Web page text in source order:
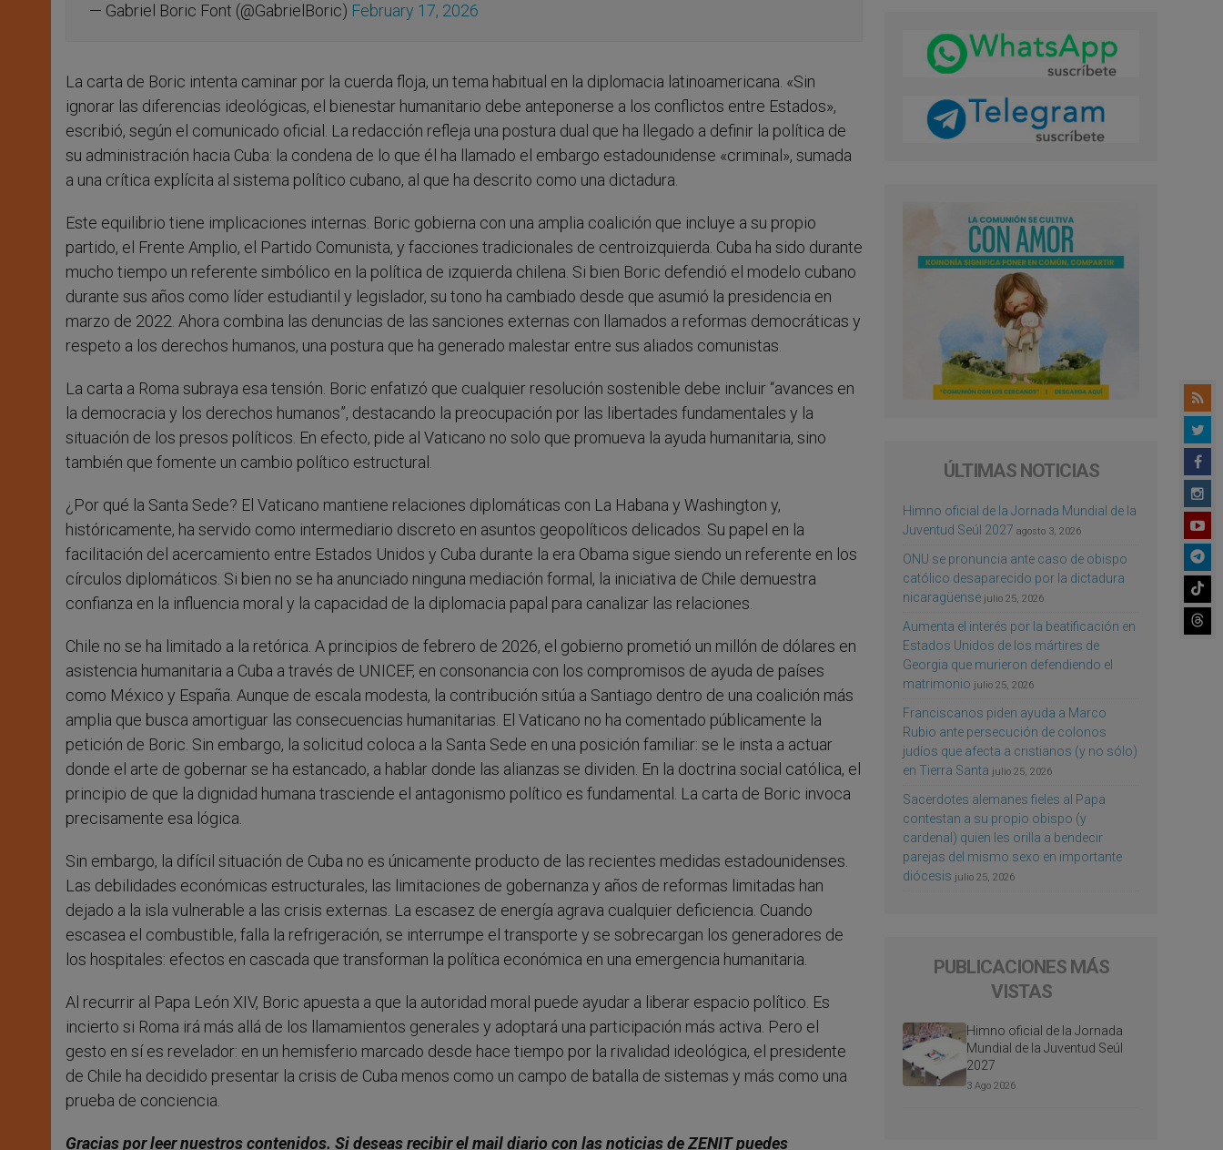
— Gabriel Boric Font (@GabrielBoric) February 17, 2026
La carta de Boric intenta caminar por la cuerda floja, un tema habitual en la diplomacia latinoamericana. «Sin
ignorar las diferencias ideológicas, el bienestar humanitario debe anteponerse a los conflictos entre Estados»,
escribió, según el comunicado oficial. La redacción refleja una postura dual que ha llegado a definir la política de
su administración hacia Cuba: la condena de lo que él ha llamado el embargo estadounidense «criminal», sumada
a una crítica explícita al sistema político cubano, al que ha descrito como una dictadura.
Este equilibrio tiene implicaciones internas. Boric gobierna con una amplia coalición que incluye a su propio
partido, el Frente Amplio, el Partido Comunista, y facciones tradicionales de centroizquierda. Cuba ha sido durante
mucho tiempo un referente simbólico en la política de izquierda chilena. Si bien Boric defendió el modelo cubano
durante sus años como líder estudiantil y legislador, su tono ha cambiado desde que asumió la presidencia en
marzo de 2022. Ahora combina las denuncias de las sanciones externas con llamados a reformas democráticas y
respeto a los derechos humanos, una postura que ha generado malestar entre sus aliados comunistas.
La carta a Roma subraya esa tensión. Boric enfatizó que cualquier resolución sostenible debe incluir “avances en
la democracia y los derechos humanos”, destacando la preocupación por las libertades fundamentales y la
situación de los presos políticos. En efecto, pide al Vaticano no solo que promueva la ayuda humanitaria, sino
también que fomente un cambio político estructural.
¿Por qué la Santa Sede? El Vaticano mantiene relaciones diplomáticas con La Habana y Washington y,
históricamente, ha servido como intermediario discreto en asuntos geopolíticos delicados. Su papel en la
facilitación del acercamiento entre Estados Unidos y Cuba durante la era Obama sigue siendo un referente en los
círculos diplomáticos. Si bien no se ha anunciado ninguna mediación formal, la iniciativa de Chile demuestra
confianza en la influencia moral y la capacidad de la diplomacia papal para canalizar las relaciones.
Chile no se ha limitado a la retórica. A principios de febrero de 2026, el gobierno prometió un millón de dólares en
asistencia humanitaria a Cuba a través de UNICEF, en consonancia con los compromisos de ayuda de países
como México y España. Aunque de escala modesta, la contribución sitúa a Santiago dentro de una coalición más
amplia que busca amortiguar las consecuencias humanitarias. El Vaticano no ha comentado públicamente la
petición de Boric. Sin embargo, la solicitud coloca a la Santa Sede en una posición familiar: se le insta a actuar
donde el arte de gobernar se ha estancado, a hablar donde las alianzas se dividen. En la doctrina social católica, el
principio de que la dignidad humana trasciende el antagonismo político es fundamental. La carta de Boric invoca
precisamente esa lógica.
Sin embargo, la difícil situación de Cuba no es únicamente producto de las recientes medidas estadounidenses.
Las debilidades económicas estructurales, las limitaciones de gobernanza y años de reformas limitadas han
dejado a la isla vulnerable a las crisis externas. La escasez de energía agrava cualquier deficiencia. Cuando
escasea el combustible, falla la refrigeración, se interrumpe el transporte y se sobrecargan los generadores de
los hospitales: efectos en cascada que transforman la política económica en una emergencia humanitaria.
Al recurrir al Papa León XIV, Boric apuesta a que la autoridad moral puede ayudar a liberar espacio político. Es
incierto si Roma irá más allá de los llamamientos generales y adoptará una participación más activa. Pero el
gesto en sí es revelador: en un hemisferio marcado desde hace tiempo por la rivalidad ideológica, el presidente
de Chile ha decidido presentar la crisis de Cuba menos como un campo de batalla de sistemas y más como una
prueba de conciencia.
Gracias por leer nuestros contenidos. Si deseas recibir el mail diario con las noticias de ZENIT puedes
ÚLTIMAS NOTICIAS
Himno oficial de la Jornada Mundial de la
Juventud Seúl 2027 agosto 3, 2026
ONU se pronuncia ante caso de obispo
católico desaparecido por la dictadura
nicaragüense julio 25, 2026
Aumenta el interés por la beatificación en
Estados Unidos de los mártires de
Georgia que murieron defendiendo el
matrimonio julio 25, 2026
Franciscanos piden ayuda a Marco
Rubio ante persecución de colonos
judíos que afecta a cristianos (y no sólo)
en Tierra Santa julio 25, 2026
Sacerdotes alemanes fieles al Papa
contestan a su propio obispo (y
cardenal) quien les orilla a bendecir
parejas del mismo sexo en importante
diócesis julio 25, 2026
PUBLICACIONES MÁS
VISTAS
Himno oficial de la Jornada
Mundial de la Juventud Seúl
2027
3 Ago 2026